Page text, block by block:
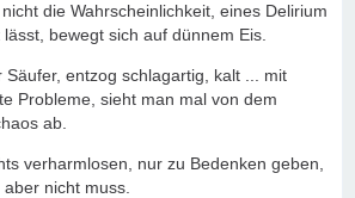
die Wahrscheinlichkeit, eines Delirium
bewegt sich auf dünnem Eis.
Säufer, entzog schlagartig, kalt ... mit
Probleme, sieht man mal von dem
ab.
verharmlosen, nur zu Bedenken geben,
nicht muss.